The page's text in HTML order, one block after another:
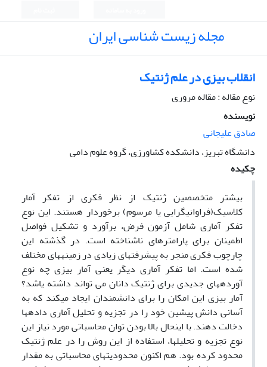
مجله زیست شناسی ایران
انقلاب بیزی در علم ژنتیک
نوع مقاله : مقاله مروری
نویسنده
صادق علیجانی
دانشگاه تبریز، دانشکده کشاورزی، گروه علوم دامی
چکیده
بیشتر متخصصین ژنتیک از نظر فکری از تفکر آمار
کلاسیک(فراوانی­گرایی یا مرسوم) برخوردار هستند. این نوع
تفکر آماری شامل آزمون فرض، برآورد و تشکیل فواصل
اطمینان برای پارامترهای ناشناخته است. در گذشته این
چارچوب فکری منجر به پیشرفتهای زیادی در زمینه­های مختلف
شده است. اما تفکر آماری دیگر یعنی آمار بیزی چه نوع
آورده­های جدیدی برای ژنتیک دانان می تواند داشته یاشد؟
آمار بیزی این امکان را برای دانشمندان ایجاد می­کند که به
آسانی دانش پیشین خود را در تجزیه و تحلیل­ آماری داده­ها
دخالت دهند. با این­حال بالا بودن توان محاسباتی مورد نیاز این
نوع تجزیه و تحلیل­ها، استفاده از این روش را در علم ژنتیک
محدود کرده بود. هم اکنون محدودیت­های محاسباتی به مقدار